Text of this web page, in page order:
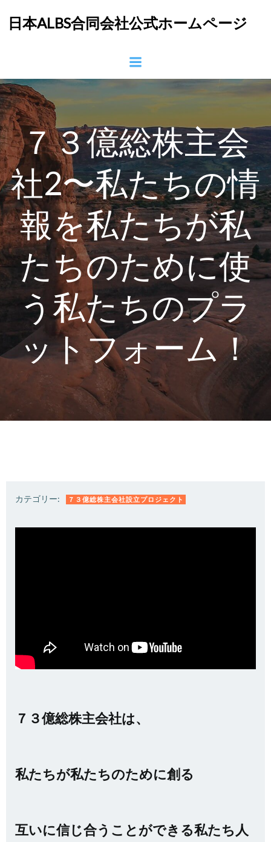
ン
ツ
へ
ス
プ
日本ALBS合同会社公式ホームページ
７３億総株主会
社2〜私たちの情
報を私たちが私
たちのために使
う私たちのプラ
ットフォーム！
カテゴリー: ７３億総株主会社設立プロジェクト
７３億総株主会社は、
私たちが私たちのために創る
互いに信じ合うことができる私たち人